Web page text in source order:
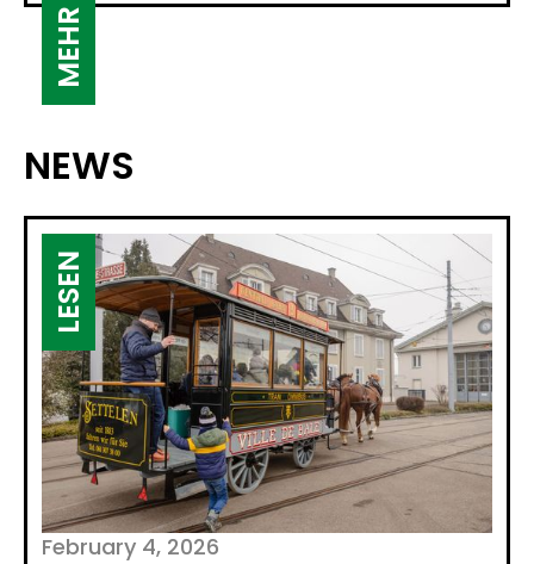
MEHR
NEWS
February 4, 2026
LESEN